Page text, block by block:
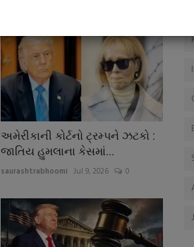
અમેરીકાની કોર્ટનો ટ્રમ્પને ઝટકો :
જાતિય હુમલાના કેસમાં...
saurashtrabhoomi Jul 9, 2026 0